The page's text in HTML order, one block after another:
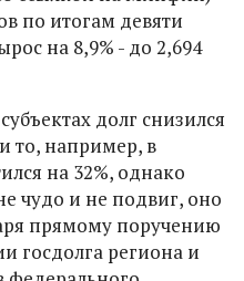
по итогам девяти
на 8,9% - до 2,694
долг снизился
то, например, в
на 32%, однако
чудо и не подвиг, оно
прямому поручению
госдолга региона и